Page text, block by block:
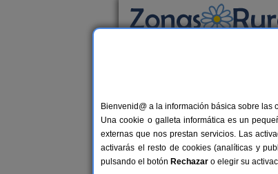
Casa Rural Dos
Casa Rural en
Alquiler completo 8-14+4
Bienvenid@ a la información básica sobre
Una cookie o galleta informática es un
externas que nos prestan servicios. Las
activarás el resto de cookies (analíticas y
pulsando el botón Rechazar o elegir su